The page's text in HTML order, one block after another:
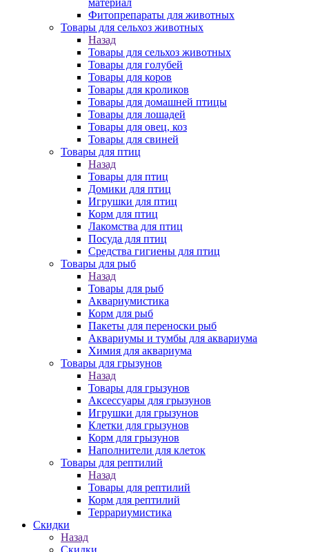
материал
Фитопрепараты для животных
Товары для сельхоз животных
Назад
Товары для сельхоз животных
Товары для голубей
Товары для коров
Товары для кроликов
Товары для домашней птицы
Товары для лошадей
Товары для овец, коз
Товары для свиней
Товары для птиц
Назад
Товары для птиц
Домики для птиц
Игрушки для птиц
Корм для птиц
Лакомства для птиц
Посуда для птиц
Средства гигиены для птиц
Товары для рыб
Назад
Товары для рыб
Аквариумистика
Корм для рыб
Пакеты для переноски рыб
Аквариумы и тумбы для аквариума
Химия для аквариума
Товары для грызунов
Назад
Товары для грызунов
Аксессуары для грызунов
Игрушки для грызунов
Клетки для грызунов
Корм для грызунов
Наполнители для клеток
Товары для рептилий
Назад
Товары для рептилий
Корм для рептилий
Террариумистика
Скидки
Назад
Скидки